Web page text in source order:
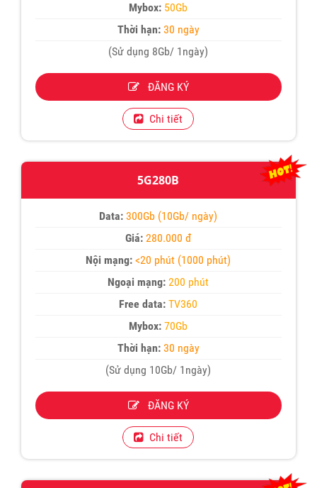
Mybox: 50Gb
Thời hạn:30 ngày
(Sử dụng 8Gb/ 1ngày)
ĐĂNG KÝ
Chi tiết
5G280B
Data: 300Gb (10Gb/ ngày)
Giá:280.000 đ
Nội mạng: <20 phút (1000 phút)
Ngoại mạng: 200 phút
Free data: TV360
Mybox: 70Gb
Thời hạn:30 ngày
(Sử dụng 10Gb/ 1ngày)
ĐĂNG KÝ
Chi tiết